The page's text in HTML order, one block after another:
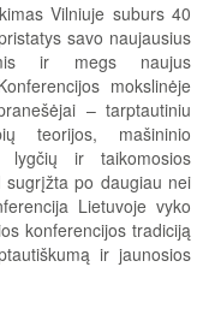
Vilniuje suburs 40
savo naujausius
ir megs naujus
mokslinėje
– tarptautiniu
teorijos, mašininio
lygčių ir taikomosios
sugrįžta po daugiau nei
Lietuvoje vyko
konferencijos tradiciją
ir jaunosios